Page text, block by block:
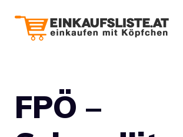
Inhalt
FPÖ –